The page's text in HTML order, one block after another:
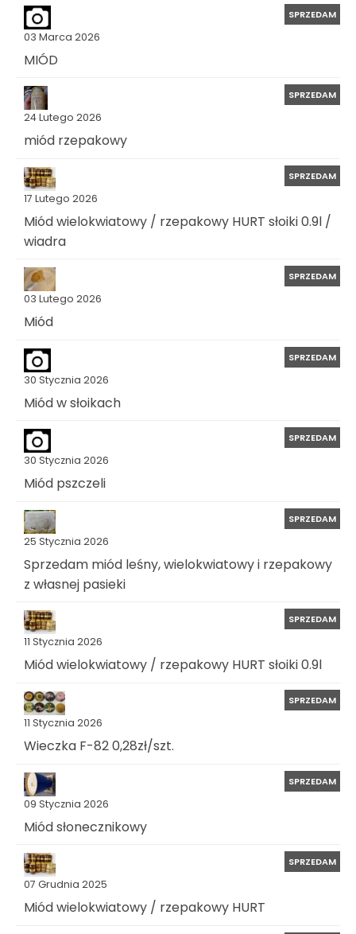
03 Marca 2026
SPRZEDAM
MIÓD
24 Lutego 2026
SPRZEDAM
miód rzepakowy
17 Lutego 2026
SPRZEDAM
Miód wielokwiatowy / rzepakowy HURT słoiki 0.9l /
wiadra
03 Lutego 2026
SPRZEDAM
Miód
30 Stycznia 2026
SPRZEDAM
Miód w słoikach
30 Stycznia 2026
SPRZEDAM
Miód pszczeli
25 Stycznia 2026
SPRZEDAM
Sprzedam miód leśny, wielokwiatowy i rzepakowy
z własnej pasieki
11 Stycznia 2026
SPRZEDAM
Miód wielokwiatowy / rzepakowy HURT słoiki 0.9l
11 Stycznia 2026
SPRZEDAM
Wieczka F-82 0,28zł/szt.
09 Stycznia 2026
SPRZEDAM
Miód słonecznikowy
07 Grudnia 2025
SPRZEDAM
Miód wielokwiatowy / rzepakowy HURT